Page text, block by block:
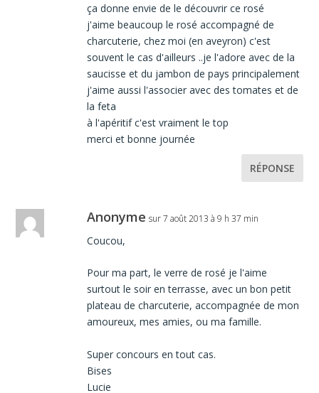
ça donne envie de le découvrir ce rosé
j'aime beaucoup le rosé accompagné de
charcuterie, chez moi (en aveyron) c'est
souvent le cas d'ailleurs ..je l'adore avec de la
saucisse et du jambon de pays principalement
j'aime aussi l'associer avec des tomates et de
la feta
à l'apéritif c'est vraiment le top
merci et bonne journée
RÉPONSE
Anonyme sur 7 août 2013 à 9 h 37 min
Coucou,
Pour ma part, le verre de rosé je l'aime
surtout le soir en terrasse, avec un bon petit
plateau de charcuterie, accompagnée de mon
amoureux, mes amies, ou ma famille.
Super concours en tout cas.
Bises
Lucie